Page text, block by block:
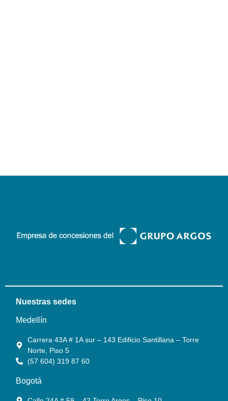
Nuestras sedes
Medellín
Carrera 43A # 1A sur – 143 Edificio Santillana – Torre
Norte, Piso 5
(57 604) 319 87 60
Bogotá